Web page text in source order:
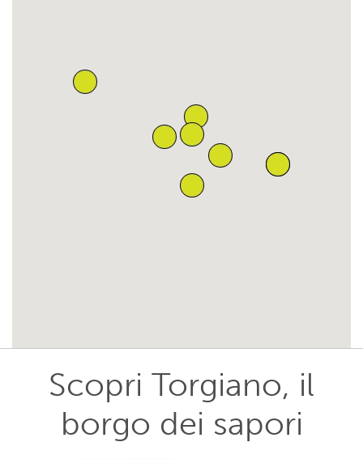
Scopri Torgiano, il
borgo dei sapori